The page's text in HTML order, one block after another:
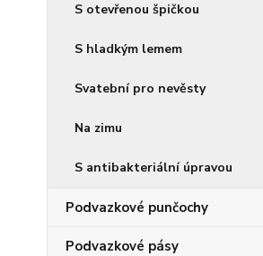
S otevřenou špičkou
S hladkým lemem
Svatební pro nevěsty
Na zimu
S antibakteriální úpravou
Podvazkové punčochy
Podvazkové pásy